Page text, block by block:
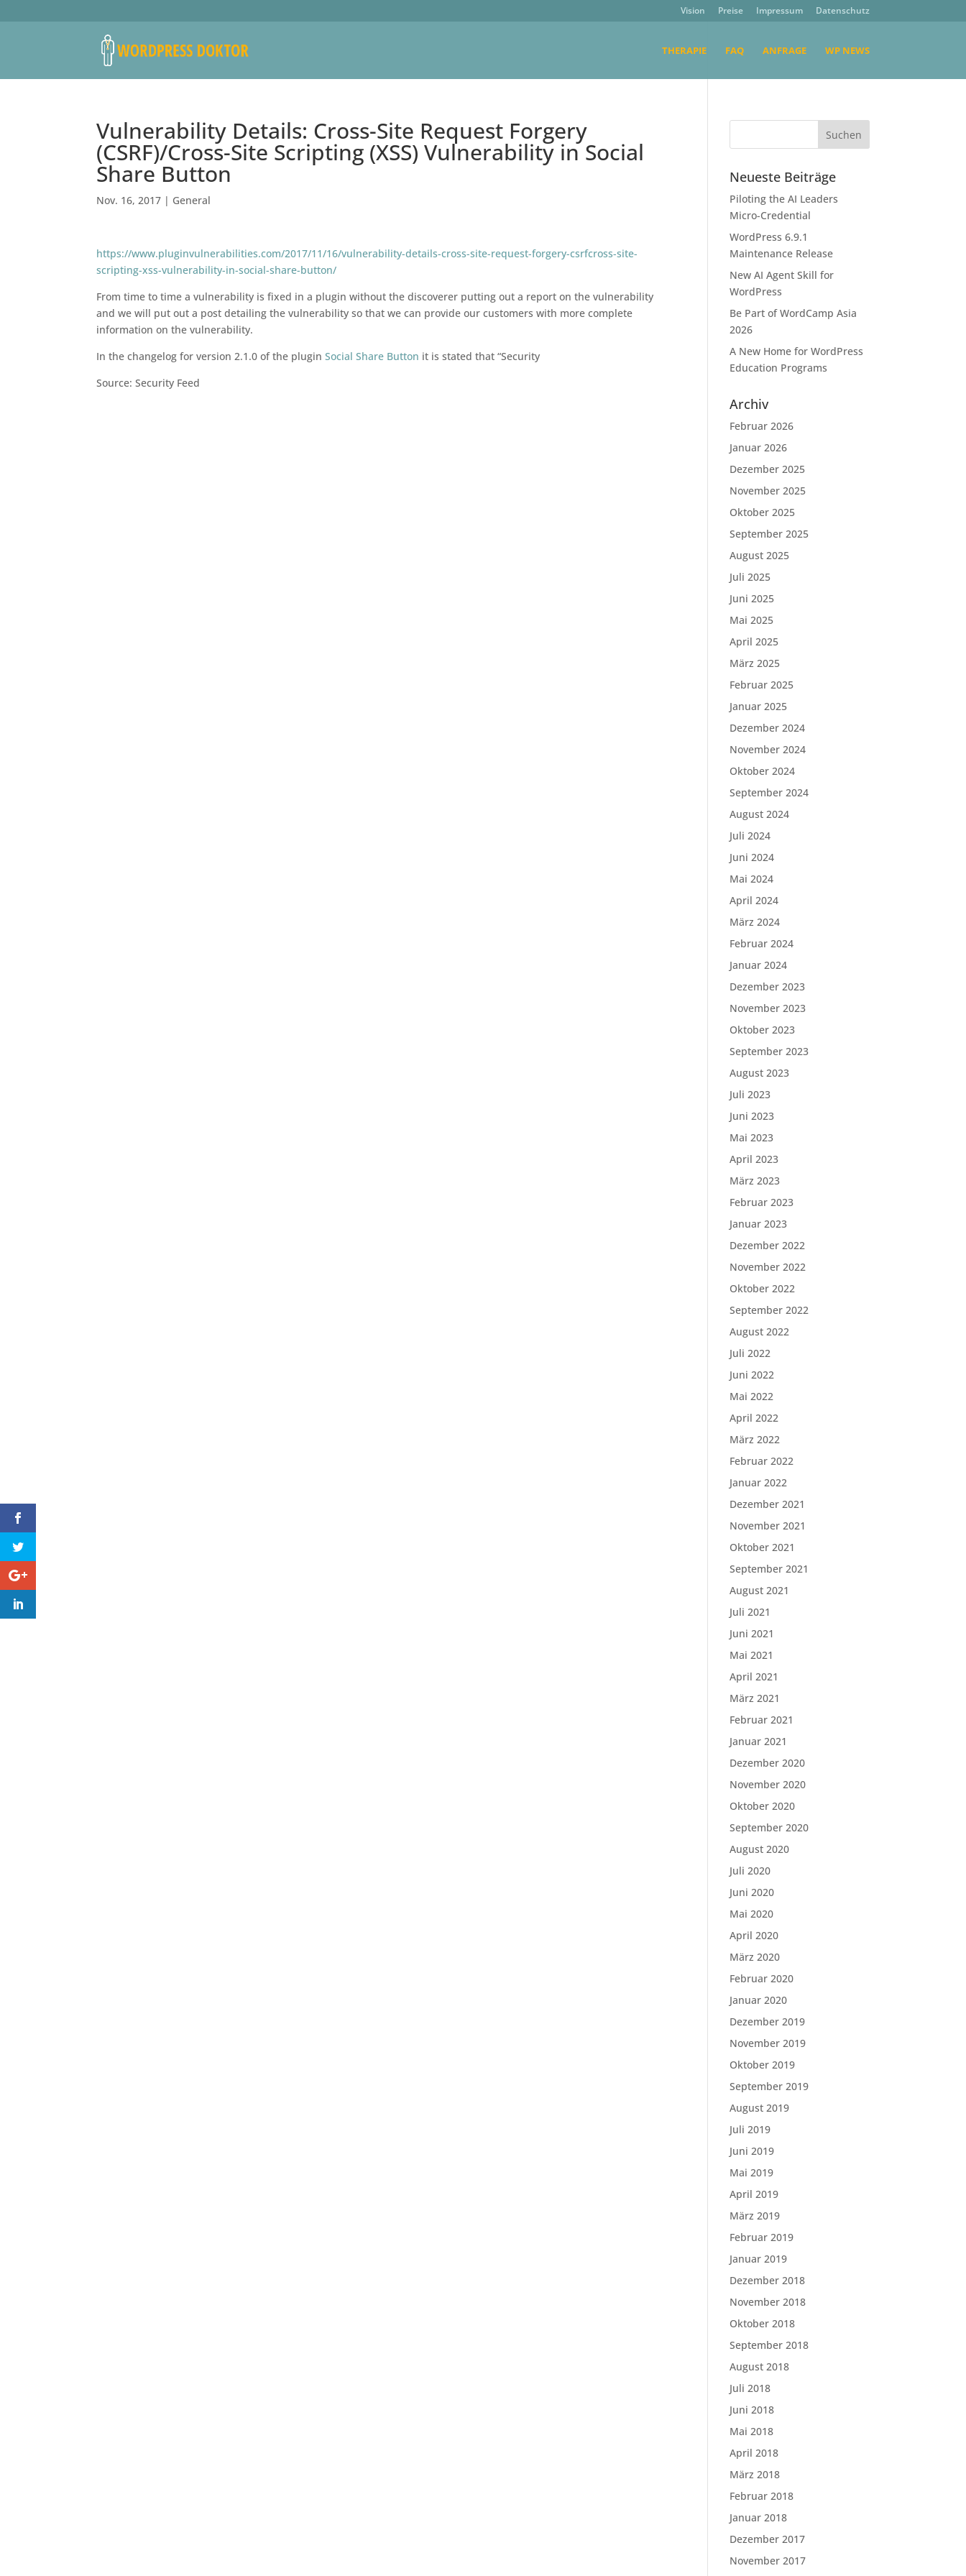
Vision Preise Impressum Datenschutz
THERAPIE FAQ ANFRAGE WP NEWS
Vulnerability Details: Cross-Site Request Forgery
(CSRF)/Cross-Site Scripting (XSS) Vulnerability in Social
Share Button
Nov. 16, 2017 | General
https://www.pluginvulnerabilities.com/2017/11/16/vulnerability-details-cross-site-request-forgery-csrfcross-site-
scripting-xss-vulnerability-in-social-share-button/
From time to time a vulnerability is fixed in a plugin without the discoverer putting out a report on the vulnerability
and we will put out a post detailing the vulnerability so that we can provide our customers with more complete
information on the vulnerability.
In the changelog for version 2.1.0 of the pluginSocial Share Button it is stated that “Security
Source: Security Feed
Neueste Beiträge
Piloting the AI Leaders
Micro-Credential
WordPress 6.9.1
Maintenance Release
New AI Agent Skill for
WordPress
Be Part of WordCamp Asia
2026
A New Home for WordPress
Education Programs
Archiv
Februar 2026
Januar 2026
Dezember 2025
November 2025
Oktober 2025
September 2025
August 2025
Juli 2025
Juni 2025
Mai 2025
April 2025
März 2025
Februar 2025
Januar 2025
Dezember 2024
November 2024
Oktober 2024
September 2024
August 2024
Juli 2024
Juni 2024
Mai 2024
April 2024
März 2024
Februar 2024
Januar 2024
Dezember 2023
November 2023
Oktober 2023
September 2023
August 2023
Juli 2023
Juni 2023
Mai 2023
April 2023
März 2023
Februar 2023
Januar 2023
Dezember 2022
November 2022
Oktober 2022
September 2022
August 2022
Juli 2022
Juni 2022
Mai 2022
April 2022
März 2022
Februar 2022
Januar 2022
Dezember 2021
November 2021
Oktober 2021
September 2021
August 2021
Juli 2021
Juni 2021
Mai 2021
April 2021
März 2021
Februar 2021
Januar 2021
Dezember 2020
November 2020
Oktober 2020
September 2020
August 2020
Juli 2020
Juni 2020
Mai 2020
April 2020
März 2020
Februar 2020
Januar 2020
Dezember 2019
November 2019
Oktober 2019
September 2019
August 2019
Juli 2019
Juni 2019
Mai 2019
April 2019
März 2019
Februar 2019
Januar 2019
Dezember 2018
November 2018
Oktober 2018
September 2018
August 2018
Juli 2018
Juni 2018
Mai 2018
April 2018
März 2018
Februar 2018
Januar 2018
Dezember 2017
November 2017